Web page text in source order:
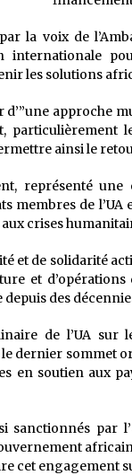
la voix de
internationale
les solutions
d’”une approche
particulièrement
ainsi le
représenté
membres de
crises
et de solidarité
et
depuis des
de l’UA sur
dernier sommet
en soutien aux
sanctionnés par
cet engagement